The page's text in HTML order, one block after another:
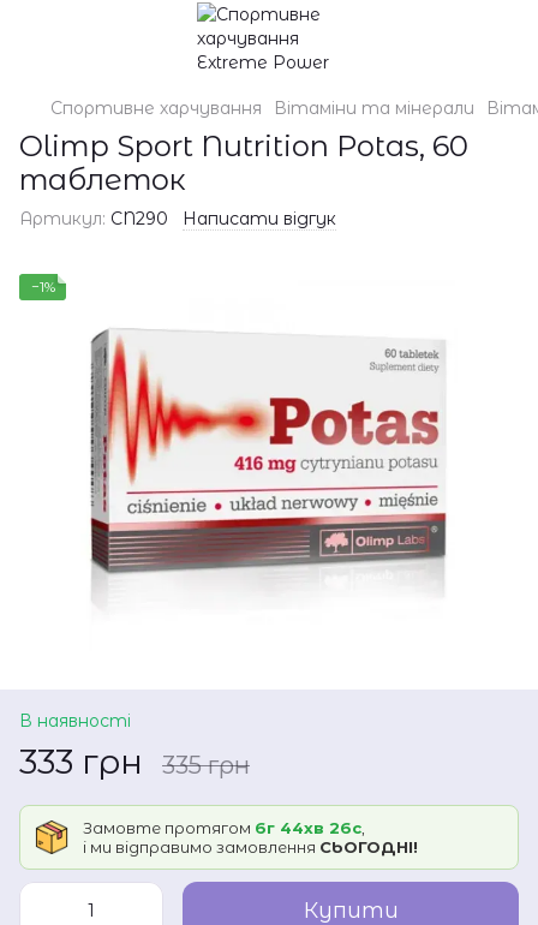
Спортивне харчування Вітаміни та мінерали
Olimp Sport Nutrition Potas, 60
таблеток
Артикул: CN290 Написати відгук
−1%
В наявності
333 грн 335 грн
Замовте протягом 6г 44хв 26с
і ми відправимо замовлення СЬОГОДНІ!
Купити